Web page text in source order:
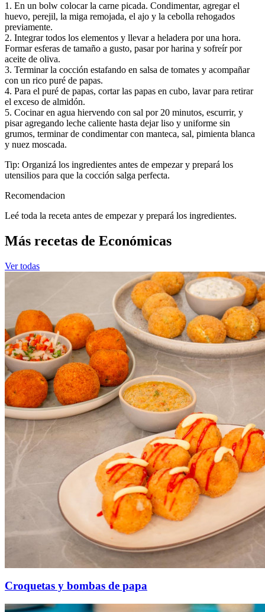
1. En un bolw colocar la carne picada. Condimentar, agregar el
huevo, perejil, la miga remojada, el ajo y la cebolla rehogados
previamente.
2. Integrar todos los elementos y llevar a heladera por una hora.
Formar esferas de tamaño a gusto, pasar por harina y sofreír por
aceite de oliva.
3. Terminar la cocción estafando en salsa de tomates y acompañar
con un rico puré de papas.
4. Para el puré de papas, cortar las papas en cubo, lavar para retirar
el exceso de almidón.
5. Cocinar en agua hiervendo con sal por 20 minutos, escurrir, y
pisar agregando leche caliente hasta dejar liso y uniforme sin
grumos, terminar de condimentar con manteca, sal, pimienta blanca
y nuez moscada.
Tip: Organizá los ingredientes antes de empezar y prepará los
utensilios para que la cocción salga perfecta.
Recomendacion
Leé toda la receta antes de empezar y prepará los ingredientes.
Más recetas de Económicas
Ver todas
Croquetas y bombas de papa